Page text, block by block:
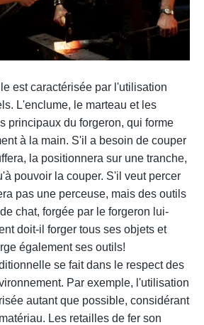
est caractérisée par l'utilisation
L'enclume, le marteau et les
principaux du forgeron, qui forme
à la main. S'il a besoin de couper
la positionnera sur une tranche,
pouvoir la couper. S'il veut percer
pas une perceuse, mais des outils
chat, forgée par le forgeron lui-
doit-il forger tous ses objets et
également ses outils!
se fait dans le respect des
Par exemple, l'utilisation
autant que possible, considérant
Les retailles de fer son